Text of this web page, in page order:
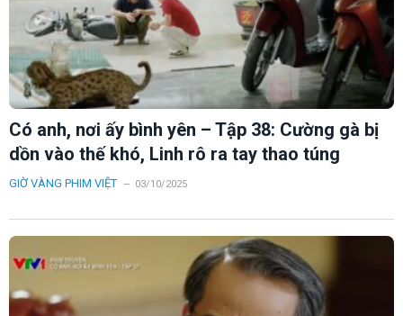
Có anh, nơi ấy bình yên – Tập 38: Cường gà bị
dồn vào thế khó, Linh rô ra tay thao túng
GIỜ VÀNG PHIM VIỆT 03/10/2025